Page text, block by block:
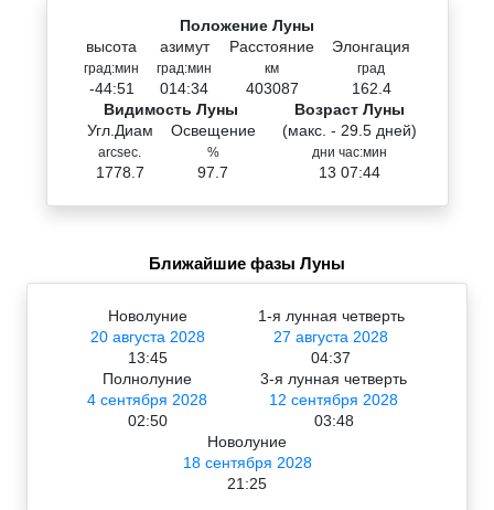
Положение Луны
высота
град:мин
-44:51
азимут
град:мин
014:34
Расстояние
км
403087
Элонгация
град
162.4
Видимость Луны
Угл.Диам
arcsec.
1778.7
Освещение
%
97.7
Возраст Луны
(макс. - 29.5 дней)
дни час:мин
13 07:44
Ближайшие фазы Луны
Новолуние
20 августа 2028
13:45
1-я лунная четверть
27 августа 2028
04:37
Полнолуние
4 сентября 2028
02:50
3-я лунная четверть
12 сентября 2028
03:48
Новолуние
18 сентября 2028
21:25